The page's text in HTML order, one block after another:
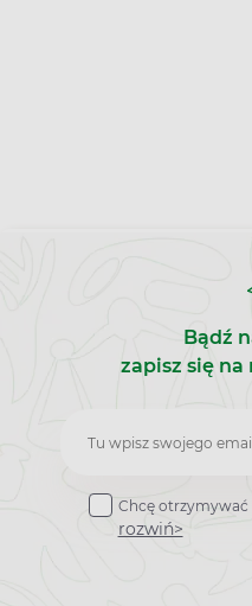
Bądź
zapisz się
Zapisz
do
newslettera
Chcę
rozwiń>